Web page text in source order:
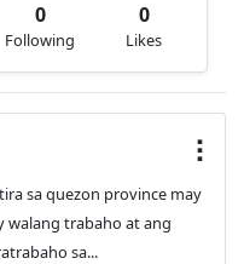
0
Following
0
Likes
sa quezon province may
walang trabaho at ang
sa...